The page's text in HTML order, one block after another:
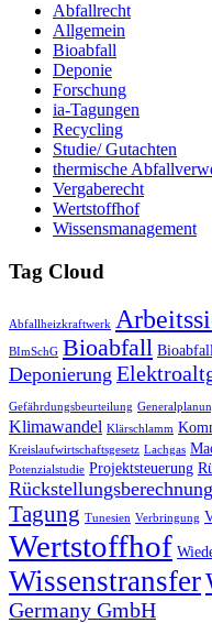
Abfallrecht
Allgemein
Bioabfall
Deponie
Forschung
ia-Tagungen
Recycling
Studie/ Gutachten
thermische
Vergaberecht
Wertstoffhof
Wissensmanagement
Tag Cloud
Abfallheizkraftwerk
BImSchG Bioabfall
Deponierung
Gefährdungsbeurteilung
Klimawandel Klärschlamm
Kreislaufwirtschaftsgesetz Lachgas
Potenzialstudie Projektsteuerung
Rückstellungsberechnung
Tagung Tunesien Verbringung
Wertstoffhof
Wissenstransfer
Germany GmbH